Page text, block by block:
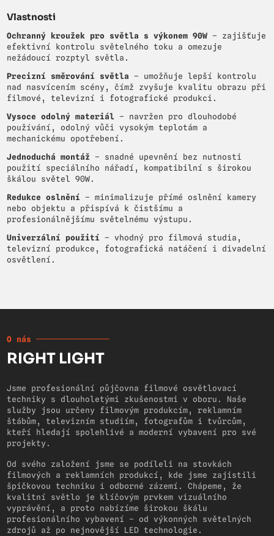
Vlastnosti
Ochranný kroužek pro světla s výkonem 90W – zajišťuje
efektivní kontrolu světelného toku a omezuje
nežádoucí rozptyl světla.
Precizní směrování světla – umožňuje lepší kontrolu
nad nasvícením scény, čímž zvyšuje kvalitu obrazu při
filmové, televizní i fotografické produkci.
Vysoce odolný materiál – navržen pro dlouhodobé
používání, odolný vůči vysokým teplotám a
mechanickému opotřebení.
Jednoduchá montáž – snadné upevnění bez nutnosti
použití speciálního nářadí, kompatibilní s širokou
škálou světel 90W.
Redukce oslnění – minimalizuje přímé oslnění kamery
nebo objektu a přispívá k čistšímu a
profesionálnějšímu světelnému výstupu.
Univerzální použití – vhodný pro filmová studia,
televizní produkce, fotografická natáčení i divadelní
osvětlení.
O nás
RIGHT LIGHT
Jsme profesionální půjčovna filmové osvětlovací
techniky s dlouholetými zkušenostmi v oboru. Naše
služby jsou určeny filmovým produkcím, reklamním
štábům, televizním studiím, fotografům i tvůrcům,
kteří hledají spolehlivé a moderní vybavení pro své
projekty.
Od svého založení jsme se podíleli na stovkách
filmových a reklamních produkcí, kde jsme zajistili
špičkovou techniku i odborné zázemí. Chápeme, že
kvalitní světlo je klíčovým prvkem vizuálního
vyprávění, a proto nabízíme širokou škálu
profesionálního vybavení – od výkonných světelných
zdrojů až po nejnovější LED technologie.